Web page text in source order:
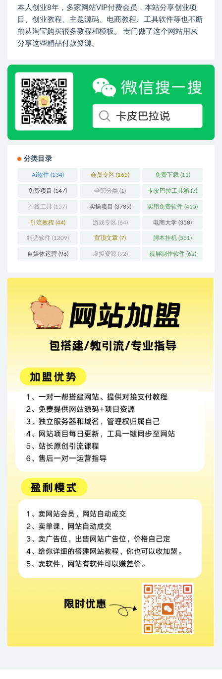
本人创业8年，多家网站VIP付费会员，本站分享创业项
目、创业教程、主题源码、电商教程、工具软件等也不断
的从淘宝购买很多教程和模板。 专门做了这个网站用来
分享这些精品付款资源。
分类目录
Ai软件(134) 会员专区 (165) 免费下载 (11)
免费项目 (147) 全部分类 (1) 卡皮巴拉工具箱 (3)
在线工具 (157) 实操项目 (3789) 实用免费软件 (415)
引流教程 (44) 游戏专区 (64) 电商大学 (358)
精选软件(1209) 置顶文章 (7) 脚本挂机 (551)
自媒体运营(96) 虚拟资源 (92) 视屏制作软件(62)